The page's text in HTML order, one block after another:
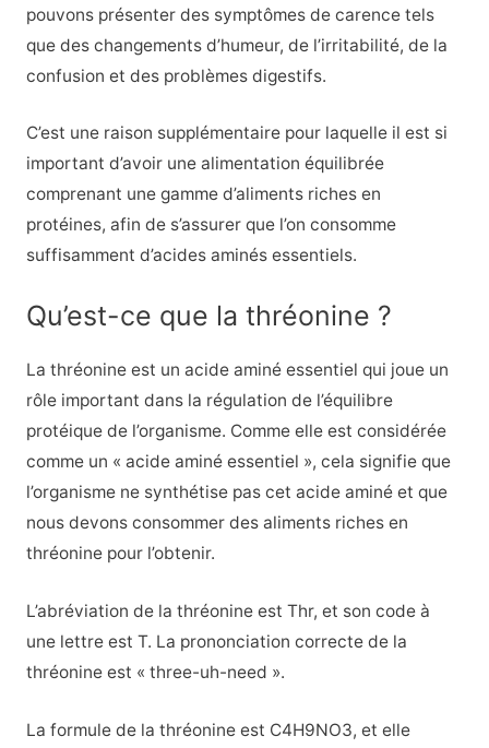
pouvons présenter des symptômes de carence tels
que des changements d’humeur, de l’irritabilité, de la
confusion et des problèmes digestifs.
C’est une raison supplémentaire pour laquelle il est si
important d’avoir une alimentation équilibrée
comprenant une gamme d’aliments riches en
protéines, afin de s’assurer que l’on consomme
suffisamment d’acides aminés essentiels.
Qu’est-ce que la thréonine ?
La thréonine est un acide aminé essentiel qui joue un
rôle important dans la régulation de l’équilibre
protéique de l’organisme. Comme elle est considérée
comme un « acide aminé essentiel », cela signifie que
l’organisme ne synthétise pas cet acide aminé et que
nous devons consommer des aliments riches en
thréonine pour l’obtenir.
L’abréviation de la thréonine est Thr, et son code à
une lettre est T. La prononciation correcte de la
thréonine est « three-uh-need ».
La formule de la thréonine est C4H9NO3, et elle